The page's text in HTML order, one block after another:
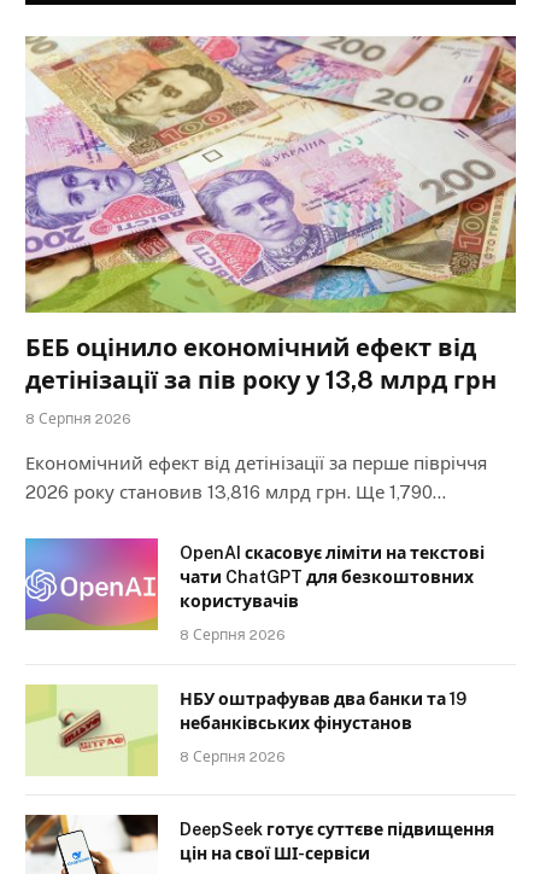
БЕБ оцінило економічний ефект від
детінізації за пів року у 13,8 млрд грн
8 Серпня 2026
Економічний ефект від детінізації за перше півріччя
2026 року становив 13,816 млрд грн. Ще 1,790…
OpenAI скасовує ліміти на текстові
чати ChatGPT для безкоштовних
користувачів
8 Серпня 2026
НБУ оштрафував два банки та 19
небанківських фінустанов
8 Серпня 2026
DeepSeek готує суттєве підвищення
цін на свої ШІ-сервіси